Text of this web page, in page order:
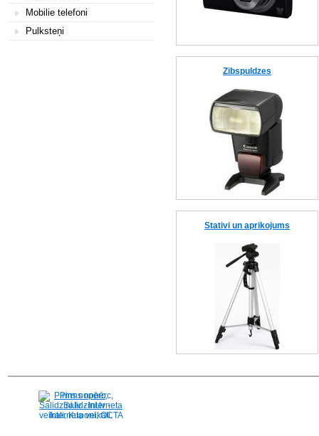
Mobilie telefoni
Pulksteņi
Zibspuldzes
Stativi un aprikojums
Pirms nopērc,
Salidzini.lv - Interneta
veikali, Kuponi, OCTA